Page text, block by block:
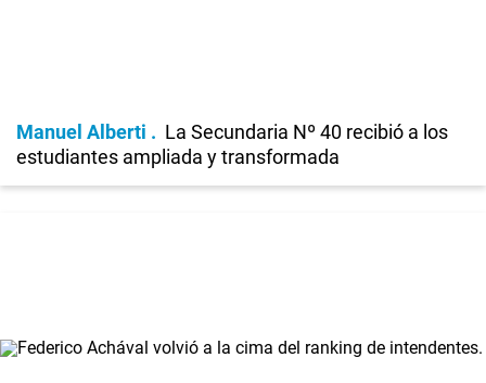
Manuel Alberti
La Secundaria Nº 40 recibió a los
estudiantes ampliada y transformada